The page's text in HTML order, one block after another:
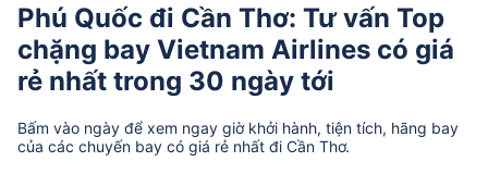
Phú Quốc đi Cần Thơ: Tư vấn Top
chặng bay Vietnam Airlines có giá
rẻ nhất trong 30 ngày tới
Bấm vào ngày để xem ngay giờ khởi hành, tiện tích, hãng bay
của các chuyến bay có giá rẻ nhất đi Cần Thơ.